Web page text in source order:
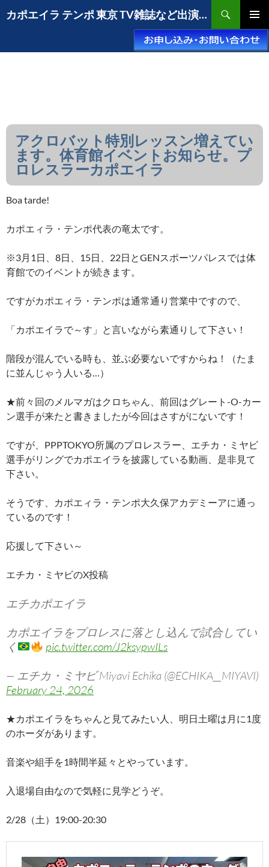
ン
ン
カポエイラ テンポ 東京 TV雑誌など出演豊富な安心の教室
索
メインメ
ニュー
アクロバット特別レッスン増えてい
ます。体育館イベントお知らせ。プ
ロレスラーカポエイラ
Boa tarde!
カポエィラ・テンポ代表の竜太です。
※3月1日、8日、15日、22日とGENスポーツパレスでは体
育館でのイベントが続きます。
ですがカポエィラ・テンポは通常通り営業中ですので、
「カポエイラで～す」と言いながら素通りして下さい！
階段が混んでいる時も、並ぶ必要ないですからね！（たま
に並んじゃう人いる…）
★前々回のメルマガはクロちゃん、前回はグレート-O-カー
ン選手が来たと書きましたが今回はさすがにないです！
ですが、PPPTOKYO所属のプロレスラー、エチカ・ミヤビ
選手がリングでカポエイラを披露している動画、是非見て
下さい。
そうです、カポエィラ・テンポ大久保アカデミーアに通っ
ているのです！
応援して下さい～
エチカ・ミヤビのX投稿
エチカポエイラ
カポエイラをプロレスに落とし込んで試合してい
く
pic.twitter.com/J2ksypwILs
— エチカ・ミヤビ Miyavi Echika (@ECHIKA__MIYAVI)
February 24, 2026
★カポエイラをちゃんと見てみたい人、明日土曜は月に1度
のホーダがあります。
音楽や組手を1時間半延々とやっています。
入退場自由なので気軽に見学どうぞ。
2/28（土）19:00-20:30